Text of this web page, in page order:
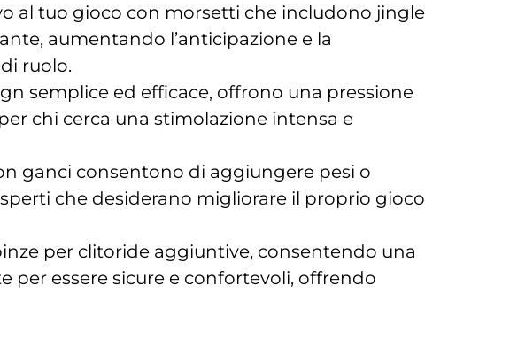
al tuo gioco con morsetti che includono jingle
aumentando l’anticipazione e la
ruolo.
semplice ed efficace, offrono una pressione
chi cerca una stimolazione intensa e
ganci consentono di aggiungere pesi o
che desiderano migliorare il proprio gioco
per clitoride aggiuntive, consentendo una
per essere sicure e confortevoli, offrendo